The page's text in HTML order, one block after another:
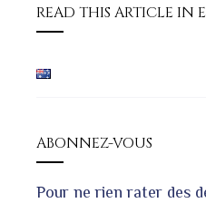
READ THIS ARTICLE IN
ABONNEZ-VOUS
Pour ne rien rater des